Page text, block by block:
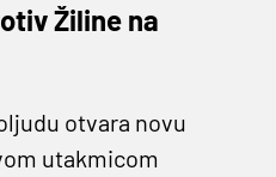
Žiline na
otvara novu
utakmicom